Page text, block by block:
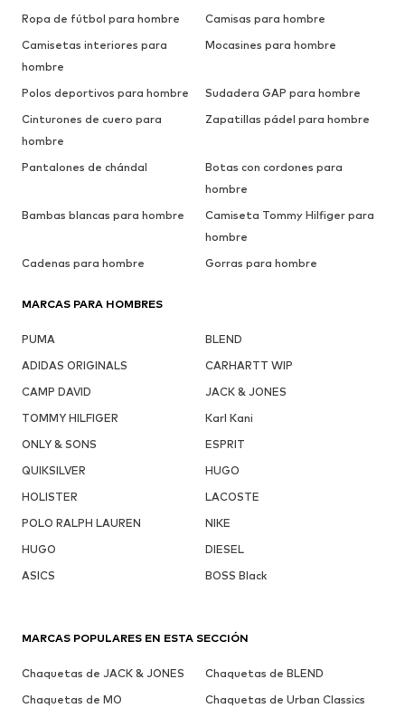
Ropa de fútbol para hombre
Camisas para hombre
Camisetas interiores para
hombre
Mocasines para hombre
Polos deportivos para hombre
Sudadera GAP para hombre
Cinturones de cuero para
hombre
Zapatillas pádel para hombre
Pantalones de chándal
Botas con cordones para
hombre
Bambas blancas para hombre
Camiseta Tommy Hilfiger para
hombre
Cadenas para hombre
Gorras para hombre
MARCAS PARA HOMBRES
PUMA
BLEND
ADIDAS ORIGINALS
CARHARTT WIP
CAMP DAVID
JACK & JONES
TOMMY HILFIGER
Karl Kani
ONLY & SONS
ESPRIT
QUIKSILVER
HUGO
HOLISTER
LACOSTE
POLO RALPH LAUREN
NIKE
HUGO
DIESEL
ASICS
BOSS Black
MARCAS POPULARES EN ESTA SECCIÓN
Chaquetas de JACK & JONES
Chaquetas de BLEND
Chaquetas de MO
Chaquetas de Urban Classics